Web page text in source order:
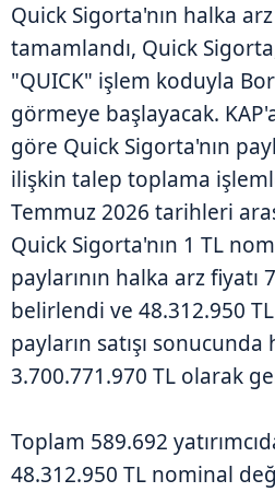
Quick Sigorta'nın halka
tamamlandı, Quick
"QUICK" işlem koduyla
görmeye başlayacak.
göre Quick Sigorta'nın
ilişkin talep toplama
Temmuz 2026 tarihleri
Quick Sigorta'nın 1 TL
paylarının halka arz fiyatı
belirlendi ve 48.312.950
payların satışı
3.700.771.970 TL olarak
Toplam 589.692
48.312.950 TL nominal